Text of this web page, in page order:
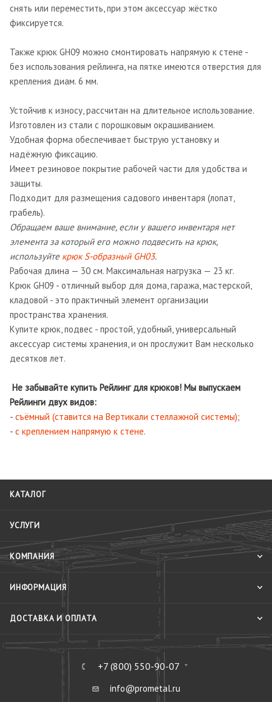
снять или переместить, при этом аксессуар жёстко
фиксируется.
Также крюк GH09 можно смонтировать напрямую к стене -
без использования рейлинга, на пятке имеются отверстия для
крепления диам. 6 мм.
Устойчив к износу, рассчитан на длительное использование.
Изготовлен из стали с порошковым окрашиванием.
Удобная форма обеспечивает быструю установку и
надёжную фиксацию.
Имеет резиновое покрытие рабочей части для удобства и
защиты.
Подходит для размещения садового инвентаря (лопат,
грабель).
Обращаем ваше внимание, если у вашего инвентаря нет
элемента за который его можно подвесить на крюк,
используйте крюк S-образный GH03.
Рабочая длина — 30 см. Максимальная нагрузка — 23 кг.
Крюк GH09 - отличный выбор для дома, гаража, мастерской,
кладовой - это практичный элемент организации
пространства хранения.
Купите крюк, подвес - простой, удобный, универсальный
аксессуар системы хранения, и он прослужит Вам несколько
десятков лет.
Не забывайте купить Рейлинг для крюков! Мы выпускаем
Рейлинги двух видов:
- съёмный (ставится на Вертикали стеллажной системы);
- с креплением напрямую к стене.
КАТАЛОГ
УСЛУГИ
КОМПАНИЯ
ИНФОРМАЦИЯ
ДОСТАВКА И ОПЛАТА
+7 (800) 550-90-07
info@prometal.ru